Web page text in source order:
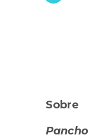
Sobre